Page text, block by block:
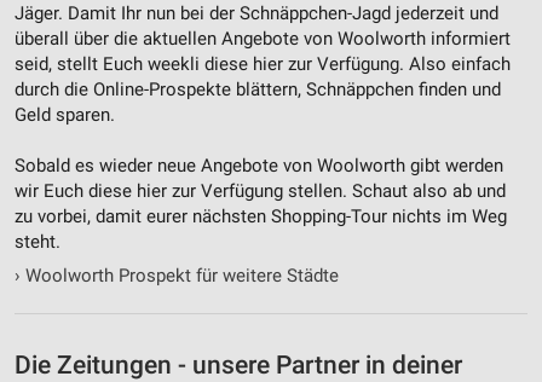
Jäger. Damit Ihr nun bei der Schnäppchen-Jagd jederzeit und
überall über die aktuellen Angebote von Woolworth informiert
seid, stellt Euch weekli diese hier zur Verfügung. Also einfach
durch die Online-Prospekte blättern, Schnäppchen finden und
Geld sparen.
Sobald es wieder neue Angebote von Woolworth gibt werden
wir Euch diese hier zur Verfügung stellen. Schaut also ab und
zu vorbei, damit eurer nächsten Shopping-Tour nichts im Weg
steht.
› Woolworth Prospekt für weitere Städte
Die Zeitungen - unsere Partner in deiner